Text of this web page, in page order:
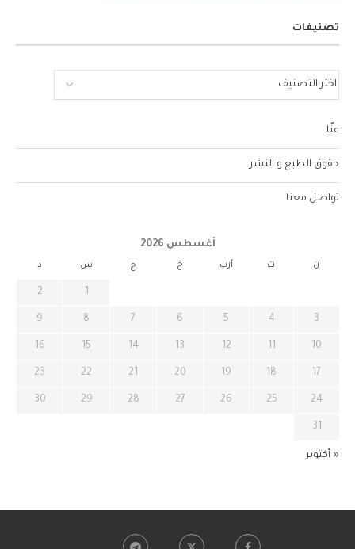
تصنيفات
عنّا
حقوق الطبع و النشر
تواصل معنا
أغسطس 2026
ن ث أرب خ ج س د
1
2
3
4
5
6
7
8
9
10
11
12
13
14
15
16
17
18
19
20
21
22
23
24
25
26
27
28
29
30
31
« أكتوبر